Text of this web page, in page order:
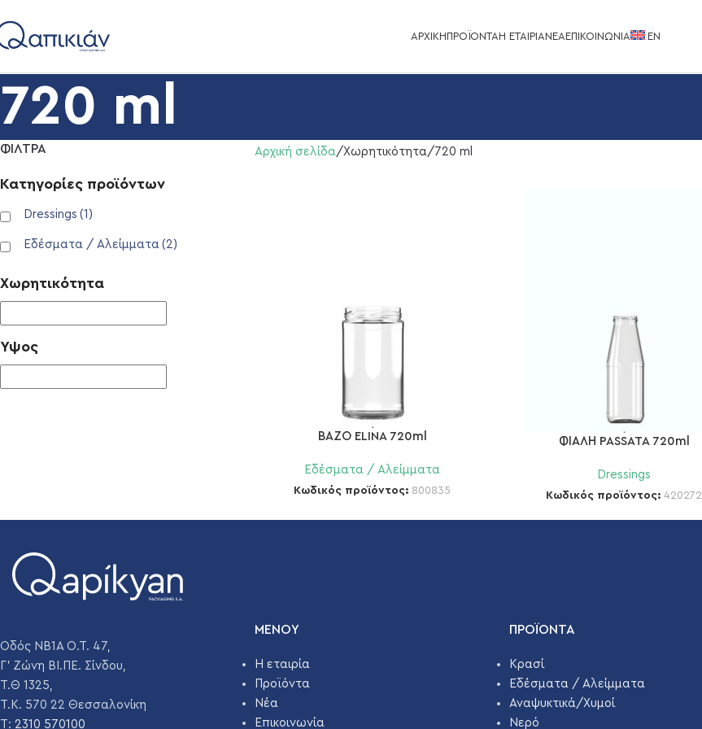
ΑΡΧΙΚΉΠΡΟΪΌΝΤΑΗ ΕΤΑΙΡΊΑΝΈΑΕΠΙΚΟΙΝΩΝΊΑ EΝ
720 ml
ΦΙΛΤΡΑ
Κατηγορίες προϊόντων
Dressings (1)
Εδέσματα / Αλείμματα (2)
Χωρητικότητα
Ύψος
Αρχική σελίδα Χωρητικότητα 720 ml
ΒΑΖΟ ELINA 720ml
Εδέσματα / Αλείμματα
Κωδικός προϊόντος: 800835
ΦΙΑΛΗ PASSATA 720ml
Dressings
Κωδικός προϊόντος:420272
Οδός ΝΒ1Α Ο.Τ. 47,
Γ' Ζώνη ΒΙ.ΠΕ. Σίνδου,
Τ.Θ 1325,
Τ.Κ. 570 22 Θεσσαλονίκη
T: 2310 570100
ΜΕΝΟΥ
Η εταιρία
Προϊόντα
Νέα
Επικοινωνία
ΠΡΟΪΌΝΤΑ
Κρασί
Εδέσματα / Αλείμματα
Αναψυκτικά/Χυμοί
Νερό